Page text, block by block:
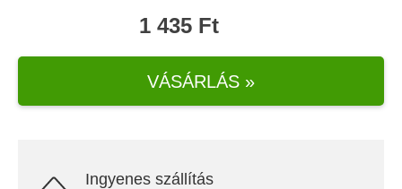
1 435 Ft
VÁSÁRLÁS »
Ingyenes szállítás